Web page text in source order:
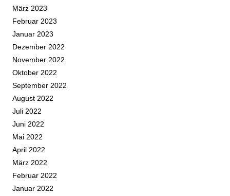
März 2023
Februar 2023
Januar 2023
Dezember 2022
November 2022
Oktober 2022
September 2022
August 2022
Juli 2022
Juni 2022
Mai 2022
April 2022
März 2022
Februar 2022
Januar 2022